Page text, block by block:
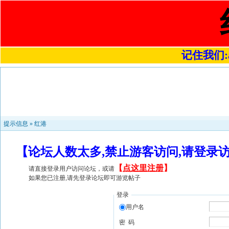
记住我们
提示信息 » 红港
【论坛人数太多,禁止游客访问,请登
请直接登录用户访问论坛，或请 【 点这里注册】
如果您已注册,请先登录论坛即可游览帖子
登录
用户名
密 码